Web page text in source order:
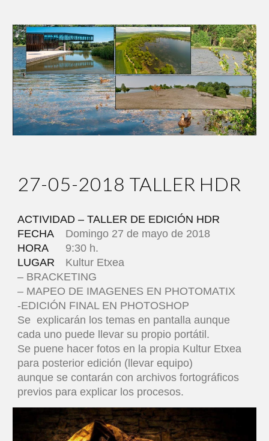
27-05-2018 TALLER HDR
ACTIVIDAD – TALLER DE EDICIÓN HDR
FECHA
Domingo 27 de mayo de 2018
HORA
9:30 h.
LUGAR
Kultur Etxea
– BRACKETING
– MAPEO DE IMAGENES EN PHOTOMATIX
-EDICIÓN FINAL EN PHOTOSHOP
Se explicarán los temas en pantalla aunque
cada uno puede llevar su propio portátil.
Se puene hacer fotos en la propia Kultur Etxea
para posterior edición (llevar equipo)
aunque se contarán con archivos fortográficos
previos para explicar los procesos.